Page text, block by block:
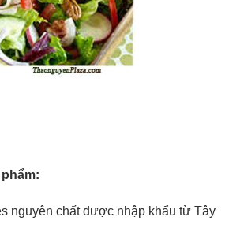
nguyên chất được nhập khẩu từ Tây